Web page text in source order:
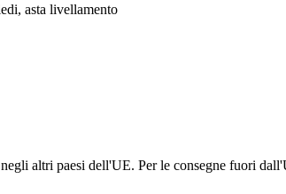
asta livellamento
altri paesi dell'UE. Per le consegne fuori